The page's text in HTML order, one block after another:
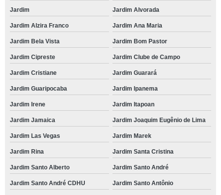
Jardim Jardim Alvorada
Jardim Alzira Franco Jardim Ana Maria
Jardim Bela Vista Jardim Bom Pastor
Jardim Cipreste Jardim Clube de Campo
Jardim Cristiane Jardim Guarará
Jardim Guaripocaba Jardim Ipanema
Jardim Irene Jardim Itapoan
Jardim Jamaica Jardim Joaquim Eugênio de Lima
Jardim Las Vegas Jardim Marek
Jardim Rina Jardim Santa Cristina
Jardim Santo Alberto Jardim Santo André
Jardim Santo André CDHU Jardim Santo Antônio